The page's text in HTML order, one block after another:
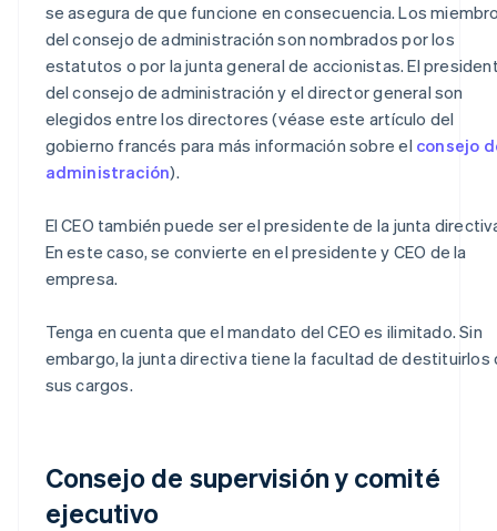
se asegura de que funcione en consecuencia. Los
del consejo de administración son nombrados por los
estatutos o por la junta general de accionistas. El
del consejo de administración y el director general son
elegidos entre los directores (véase este artículo del
gobierno francés para más información sobre el consejo
administración).
El CEO también puede ser el presidente de la junta
En este caso, se convierte en el presidente y CEO de la
empresa.
Tenga en cuenta que el mandato del CEO es ilimitado. Sin
embargo, la junta directiva tiene la facultad de destituirlos
sus cargos.
Consejo de supervisión y comité
ejecutivo